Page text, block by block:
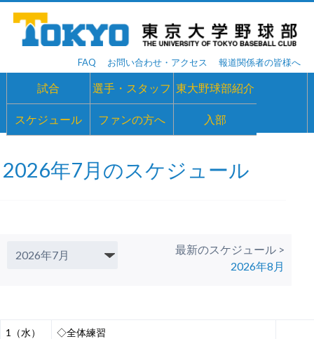
FAQ お問い合わせ・アクセス 報道関係者の皆様へ
試合 選手・スタッフ 東大野球部紹介
スケジュール ファンの方へ 入部
2026年7月のスケジュール
最新のスケジュール >
2026年8月
1（水） ◇全体練習